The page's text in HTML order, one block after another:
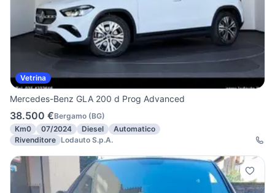
Vetrina
Mercedes-Benz GLA 200 d Prog Advanced
38.500 €Bergamo (BG)
Km0
07/2024 Diesel
Automatico
Rivenditore Lodauto S.p.A.